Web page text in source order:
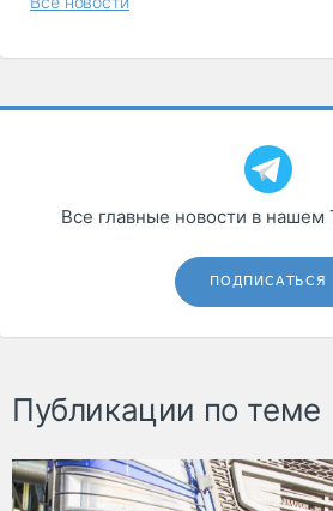
Все главные новости в нашем
ПОДПИСАТЬСЯ
Публикации по теме